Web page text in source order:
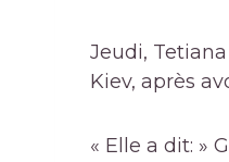
Jeudi,
Kiev, après
« Elle a dit: »